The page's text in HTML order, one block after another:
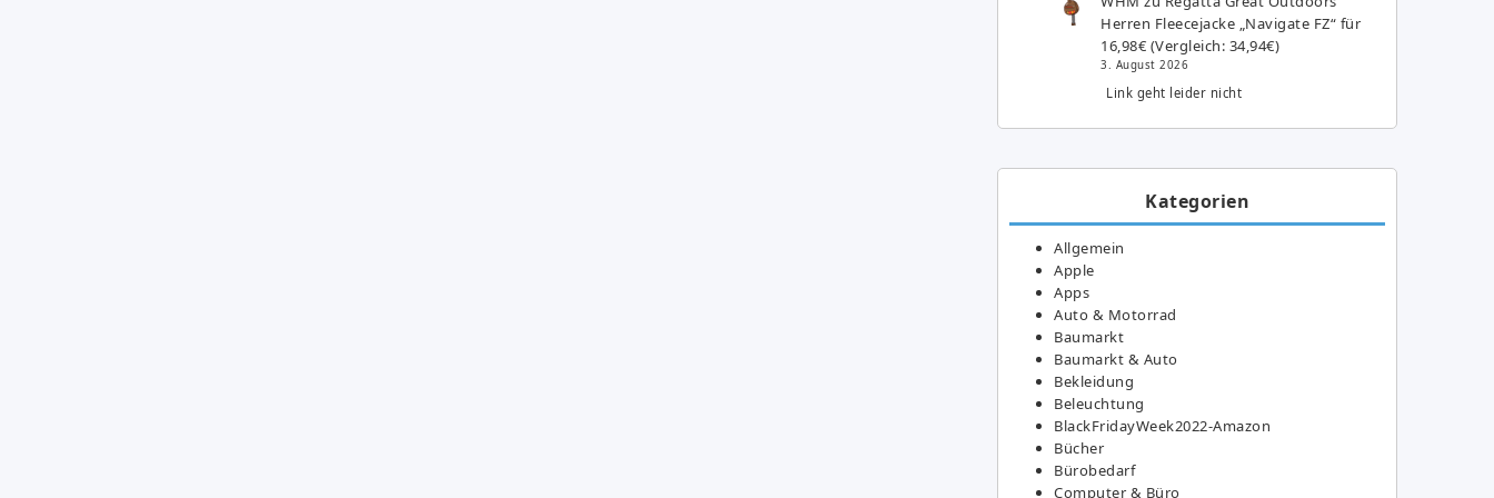
Herren Fleecejacke „Navigate FZ“ für
16,98€ (Vergleich: 34,94€)
3. August 2026
Link geht leider nicht
Kategorien
Allgemein
Apple
Apps
Auto & Motorrad
Baumarkt
Baumarkt & Auto
Bekleidung
Beleuchtung
BlackFridayWeek2022-Amazon
Bücher
Bürobedarf
Computer & Büro